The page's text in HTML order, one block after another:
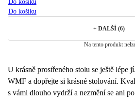
Do košíku
Do košíku
+ DALŠÍ (6)
Na tento produkt
U krásně prostřeného stolu se ještě lépe
WMF a dopřejte si krásné stolování.
s vámi dlouho vydrží a nezmění se ani